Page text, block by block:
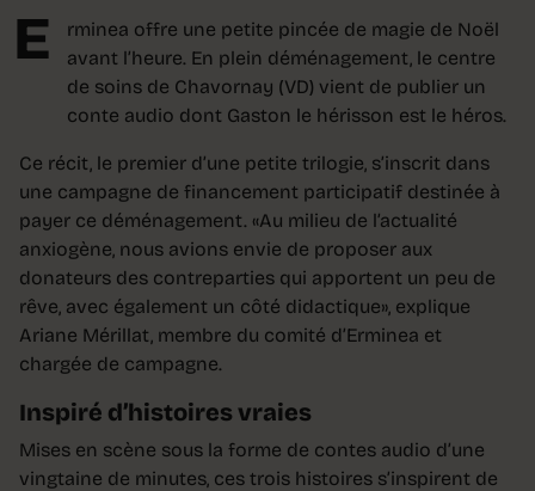
E
rminea offre une petite pincée de magie de Noël
avant l’heure. En plein déménagement, le centre
de soins de Chavornay (VD) vient de publier un
conte audio dont Gaston le hérisson est le héros.
Ce récit, le premier d’une petite trilogie, s’inscrit dans
une campagne de financement participatif destinée à
payer ce déménagement. «Au milieu de l’actualité
anxiogène, nous avions envie de proposer aux
donateurs des contreparties qui apportent un peu de
rêve, avec également un côté didactique», explique
Ariane Mérillat, membre du comité d’Erminea et
chargée de campagne.
Inspiré d’histoires vraies
Mises en scène sous la forme de contes audio d’une
vingtaine de minutes, ces trois histoires s’inspirent de